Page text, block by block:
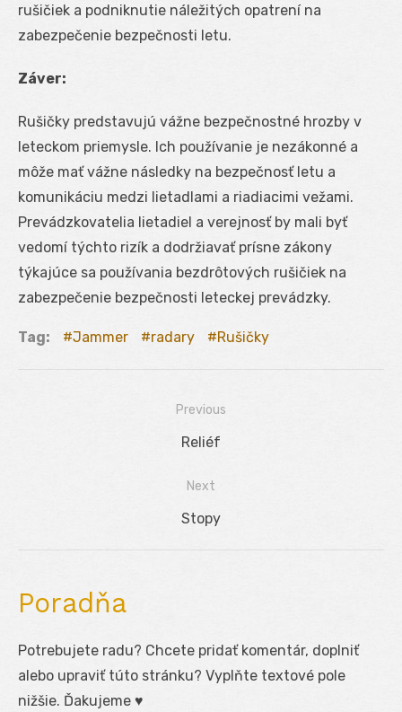
rušičiek a podniknutie náležitých opatrení na
zabezpečenie bezpečnosti letu.
Záver:
Rušičky predstavujú vážne bezpečnostné hrozby v
leteckom priemysle. Ich používanie je nezákonné a
môže mať vážne následky na bezpečnosť letu a
komunikáciu medzi lietadlami a riadiacimi vežami.
Prevádzkovatelia lietadiel a verejnosť by mali byť
vedomí týchto rizík a dodržiavať prísne zákony
týkajúce sa používania bezdrôtových rušičiek na
zabezpečenie bezpečnosti leteckej prevádzky.
Tag: Jammer radary Rušičky
Previous
Previous
Reliéf
Next
Next
Stopy
Poradňa
Potrebujete radu? Chcete pridať komentár, doplniť
alebo upraviť túto stránku? Vyplňte textové pole
nižšie. Ďakujeme ♥